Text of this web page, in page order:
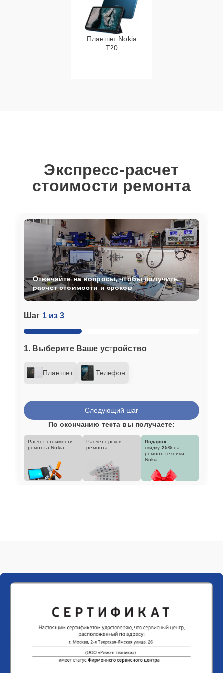
Планшет Nokia
T20
Экспресс-расчет
стоимости ремонта
Шаг 1 из 3
1. Выберите Ваше устройство
Планшет Телефон
Отвечайте на вопросы, чтобы получить
расчет стоимости и сроков
Следующий шаг
По окончанию теста вы получаете:
Расчет стоимости
ремонта Nokia
Расчет сроков
ремонта
Подарок:
скидку 25% на
ремонт техники
Nokia